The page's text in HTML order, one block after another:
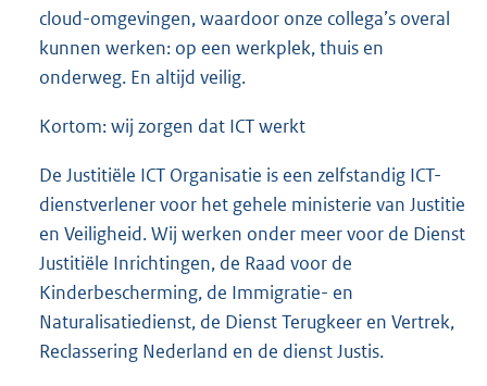
cloud-omgevingen, waardoor onze collega’s overal
kunnen werken: op een werkplek, thuis en
onderweg. En altijd veilig.
Kortom: wij zorgen dat ICT werkt
De Justitiële ICT Organisatie is een zelfstandig ICT-
dienstverlener voor het gehele ministerie van Justitie
en Veiligheid. Wij werken onder meer voor de Dienst
Justitiële Inrichtingen, de Raad voor de
Kinderbescherming, de Immigratie- en
Naturalisatiedienst, de Dienst Terugkeer en Vertrek,
Reclassering Nederland en de dienst Justis.